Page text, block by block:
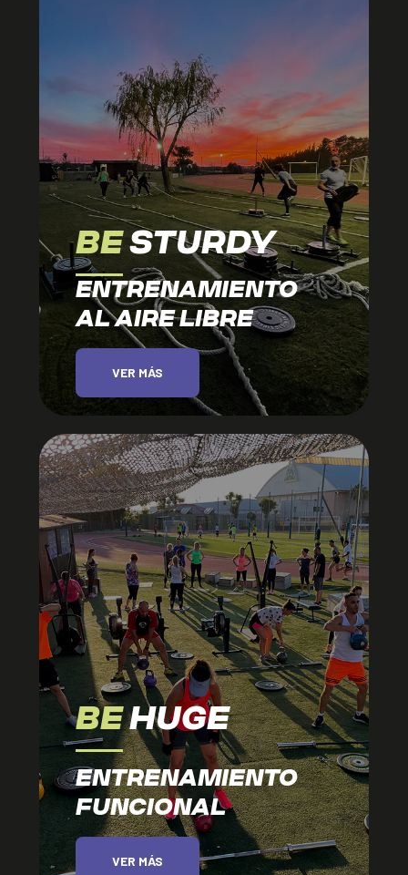
BESTURDY
ENTRENAMIENTO
AL AIRE LIBRE
VER MÁS
BEHUGE
ENTRENAMIENTO
FUNCIONAL
VER MÁS